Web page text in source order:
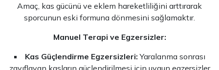
Amaç, kas gücünü ve eklem hareketliliğini arttırarak
sporcunun eski formuna dönmesini sağlamaktır.
Manuel Terapi ve Egzersizler:
Kas Güçlendirme Egzersizleri: Yaralanma sonrası